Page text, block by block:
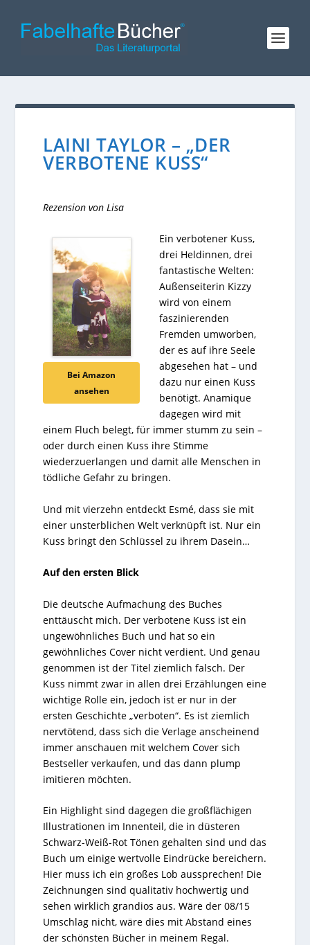
LAINI TAYLOR – „DER
VERBOTENE KUSS“
Rezension von Lisa
Bei Amazon
ansehen
Ein verbotener Kuss,
drei Heldinnen, drei
fantastische Welten:
Außenseiterin Kizzy
wird von einem
faszinierenden
Fremden umworben,
der es auf ihre Seele
abgesehen hat – und
dazu nur einen Kuss
benötigt. Anamique
dagegen wird mit
einem Fluch belegt, für immer stumm zu sein –
oder durch einen Kuss ihre Stimme
wiederzuerlangen und damit alle Menschen in
tödliche Gefahr zu bringen.
Und mit vierzehn entdeckt Esmé, dass sie mit
einer unsterblichen Welt verknüpft ist. Nur ein
Kuss bringt den Schlüssel zu ihrem Dasein…
Auf den ersten Blick
Die deutsche Aufmachung des Buches
enttäuscht mich. Der verbotene Kuss ist ein
ungewöhnliches Buch und hat so ein
gewöhnliches Cover nicht verdient. Und genau
genommen ist der Titel ziemlich falsch. Der
Kuss nimmt zwar in allen drei Erzählungen eine
wichtige Rolle ein, jedoch ist er nur in der
ersten Geschichte „verboten“. Es ist ziemlich
nervtötend, dass sich die Verlage anscheinend
immer anschauen mit welchem Cover sich
Bestseller verkaufen, und das dann plump
imitieren möchten.
Ein Highlight sind dagegen die großflächigen
Illustrationen im Innenteil, die in düsteren
Schwarz-Weiß-Rot Tönen gehalten sind und das
Buch um einige wertvolle Eindrücke bereichern.
Hier muss ich ein großes Lob aussprechen! Die
Zeichnungen sind qualitativ hochwertig und
sehen wirklich grandios aus. Wäre der 08/15
Umschlag nicht, wäre dies mit Abstand eines
der schönsten Bücher in meinem Regal.